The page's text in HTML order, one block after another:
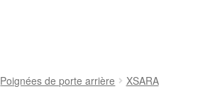
Poignées de porte arrière
XSARA